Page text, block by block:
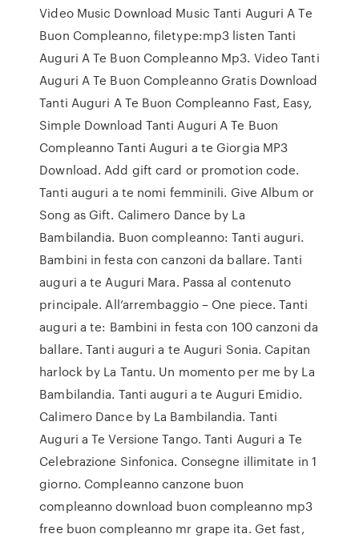
Video Music Download Music Tanti Auguri A Te
Buon Compleanno, filetype:mp3 listen Tanti
Auguri A Te Buon Compleanno Mp3. Video Tanti
Auguri A Te Buon Compleanno Gratis Download
Tanti Auguri A Te Buon Compleanno Fast, Easy,
Simple Download Tanti Auguri A Te Buon
Compleanno Tanti Auguri a te Giorgia MP3
Download. Add gift card or promotion code.
Tanti auguri a te nomi femminili. Give Album or
Song as Gift. Calimero Dance by La
Bambilandia. Buon compleanno: Tanti auguri.
Bambini in festa con canzoni da ballare. Tanti
auguri a te Auguri Mara. Passa al contenuto
principale. All’arrembaggio – One piece. Tanti
auguri a te: Bambini in festa con 100 canzoni da
ballare. Tanti auguri a te Auguri Sonia. Capitan
harlock by La Tantu. Un momento per me by La
Bambilandia. Tanti auguri a te Auguri Emidio.
Calimero Dance by La Bambilandia. Tanti
Auguri a Te Versione Tango. Tanti Auguri a Te
Celebrazione Sinfonica. Consegne illimitate in 1
giorno. Compleanno canzone buon
compleanno download buon compleanno mp3
free buon compleanno mr grape ita. Get fast,